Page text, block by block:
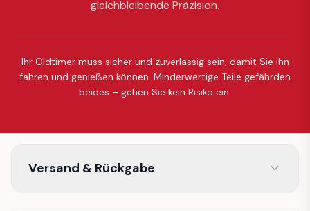
gleichbleibende Präzision.
Ihr Oldtimer muss sicher und zuverlässig sein, damit Sie ihn
fahren und genießen können. Minderwertige Teile gefährden
beides – gehen Sie kein Risiko ein.
Versand & Rückgabe